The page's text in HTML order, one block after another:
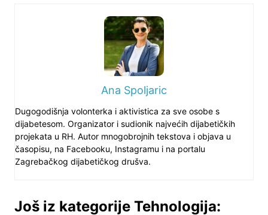
Ana Spoljaric
Dugogodišnja volonterka i aktivistica za sve osobe s
dijabetesom. Organizator i sudionik najvećih dijabetičkih
projekata u RH. Autor mnogobrojnih tekstova i objava u
časopisu, na Facebooku, Instagramu i na portalu
Zagrebačkog dijabetičkog drušva.
Još iz kategorije Tehnologija: